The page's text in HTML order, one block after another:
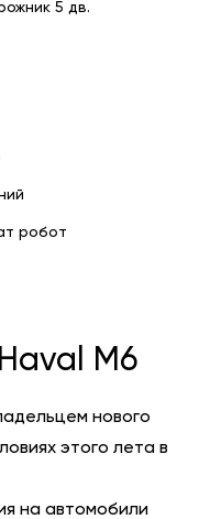
5 дв.
робот
M6
нового
этого лета в
на автомобили